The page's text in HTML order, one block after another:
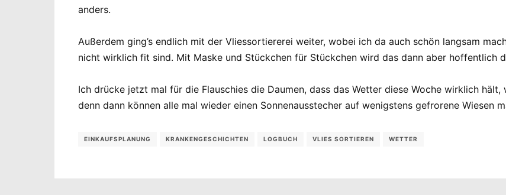
anders.
Außerdem ging’s endlich mit der Vliessortiererei weiter, wobei ich da auch schön langsam
nicht wirklich fit sind. Mit Maske und Stückchen für Stückchen wird das dann aber hoffentlich
Ich drücke jetzt mal für die Flauschies die Daumen, dass das Wetter diese Woche wirklich
denn dann können alle mal wieder einen Sonnenausstecher auf wenigstens gefrorene Wiesen
EINKAUFSPLANUNG KRANKENGESCHICHTEN LOGBUCH VLIES SORTIEREN WETTER